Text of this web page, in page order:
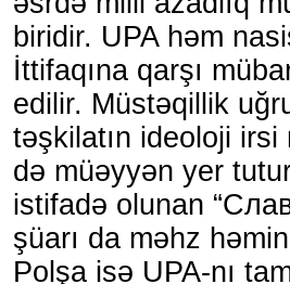
biridir. UPA həm
İttifaqına qarşı
edilir. Müstəqillik
təşkilatın ideoloji
də müəyyən yer
istifadə olunan
şüarı da məhz
Polşa isə UPA-nı